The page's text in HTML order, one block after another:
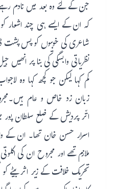
جن کے لئے وہ بعد میں نادم
کہ ان کے ایسے ہی چند اشعار
شاعری کی خوبیوں کو پس پشت
نظریاتی وابسگی کی بنا پر
کم کہا لیکن جو کچھ کہا وہ
اتّر پردیش کے ضلع سلطان
اسرار حسن خان تھا۔ ان کے
ملازم تھے اور مجروح ان کی
تحریک خلافت کے زیر اثر بیٹے